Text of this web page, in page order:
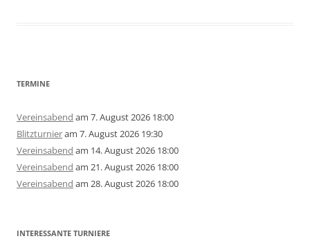
TERMINE
Vereinsabend am 7. August 2026 18:00
Blitzturnieram 7. August 2026 19:30
Vereinsabend am 14. August 2026 18:00
Vereinsabend am 21. August 2026 18:00
Vereinsabend am 28. August 2026 18:00
INTERESSANTE TURNIERE